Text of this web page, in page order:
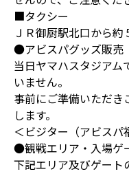
■タクシー
ＪＲ御厨駅北口から約
●アビスパグッズ販売
当日ヤマハスタジアム
いません。
事前にご準備いただき
します。
＜ビジター（アビス
●観戦エリア・入場ゲ
下記エリア及びゲート